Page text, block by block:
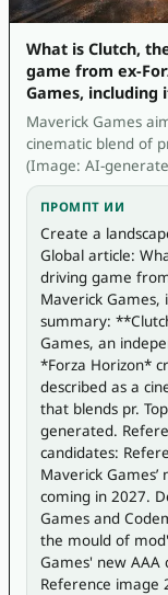
What is Clutch,
game from ex-
Games, including
Maverick Games
cinematic blend of
(Image: AI-
ПРОМПТ ИИ
Create a
Global article:
driving game
Maverick
summary:
Games, an
*Forza Horizon*
described as a
that blends pr.
generated.
candidates:
Maverick
coming in 2027.
Games and
the mould of
Games' new AAA
Reference image